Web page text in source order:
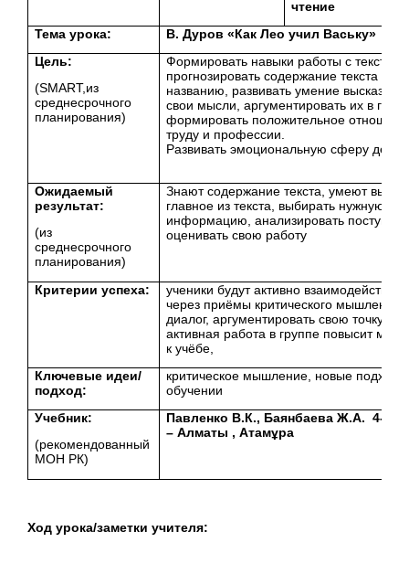
чтение
Тема урока:
В. Дуров «Как Лео учил Ваську»
Цель:
(SMART,из
среднесрочного
планирования)
Формировать навыки работы с текстом,
прогнозировать содержание текста по
названию, развивать умение
свои мысли, аргументировать их в
формировать положительное
труду и профессии.
Развивать эмоциональную сферу
Ожидаемый
результат:
(из
среднесрочного
планирования)
Знают содержание текста, умеют
главное из текста, выбирать нужную
информацию, анализировать поступки
оценивать свою работу
Критерии успеха:
ученики будут активно
через приёмы критического мышления,
диалог, аргументировать свою точку
активная работа в группе повысит
к учёбе,
Ключевые идеи/
подход:
критическое мышление, новые
обучении
Учебник:
(рекомендованный
МОН РК)
Павленко В.К., Баянбаева Ж.А. 4-ё
– Алматы , Атамұра
Ход урока/заметки учителя: